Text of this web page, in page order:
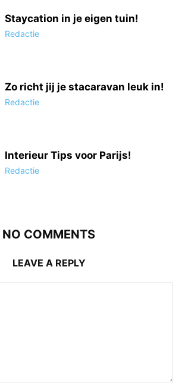
Staycation in je eigen tuin!
Redactie
Zo richt jij je stacaravan leuk in!
Redactie
Interieur Tips voor Parijs!
Redactie
NO COMMENTS
LEAVE A REPLY